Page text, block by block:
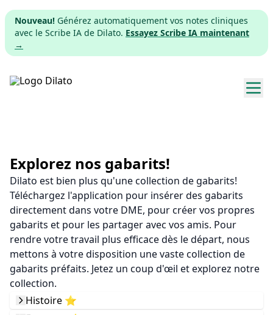
Nouveau! Générez automatiquement vos notes cliniques
avec le Scribe IA de Dilato. Essayez Scribe IA maintenant
→
Tarifs
Télécharger
App web
S'inscrire
Explorez nos gabarits!
Dilato est bien plus qu'une collection de gabarits!
Téléchargez l'application pour insérer des gabarits
directement dans votre DME, pour créer vos propres
gabarits et pour les partager avec vos amis. Pour
rendre votre travail plus efficace dès le départ, nous
mettons à votre disposition une vaste collection de
gabarits préfaits. Jetez un coup d'œil et explorez notre
collection.
Histoire ⭐️